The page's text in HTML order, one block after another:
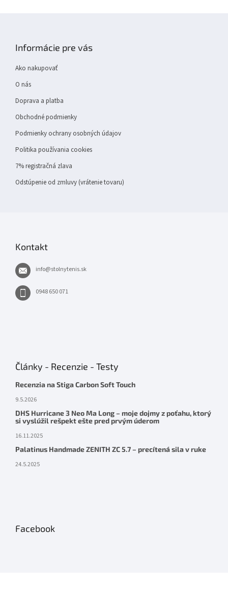
Informácie pre vás
Ako nakupovať
O nás
Doprava a platba
Obchodné podmienky
Podmienky ochrany osobných údajov
Politika používania cookies
7% registračná zlava
Odstúpenie od zmluvy (vrátenie tovaru)
Kontakt
info@stolnytenis.sk
0948 650 071
Články - Recenzie - Testy
Recenzia na Stiga Carbon Soft Touch
9.5.2026
DHS Hurricane 3 Neo Ma Long – moje dojmy z poťahu, ktorý
si vyslúžil rešpekt ešte pred prvým úderom
16.11.2025
Palatinus Handmade ZENITH ZC 5.7 – precítená sila v ruke
24.5.2025
Facebook